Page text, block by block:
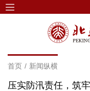
首页 / 新闻纵横
压实防汛责任，筑